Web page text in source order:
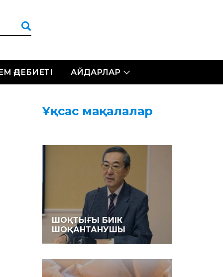
ӘДЕБИЕТІ АЙДАРЛАР
Ұқсас мақалалар
ШОҚТЫҒЫ БИІК
ШОҚАНТАНУШЫ